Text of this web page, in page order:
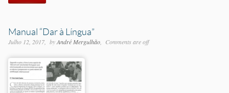
Manual “Dar à Língua”
Julho 12, 2017 byAndré Mergulhão Comments are off